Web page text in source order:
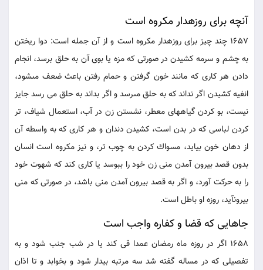
آنچه براى روزه‏دار مكروه است
1657 چند چيز براى روزه‏دار مكروه است و از آن جمله است: دوا ريختن
به چشم و سرمه كشيدن در صورتى كه مزه يا بوى آن به حلق برسد، انجام
دادن هر كارى كه مانند خون گرفتن و حمام رفتن باعث ضعف مى‏شود،
انفيه كشيدن اگر نداند كه به حلق مى‏رسد و اگر بداند به حلق مى رسد جايز
نيست، بو كردن گياههاى معطر، نشستن زن در آب، استعمال شياف، تر
كردن لباسى كه در بدن است، كشيدن دندان و هر كارى كه به واسطه آن
از دهان خون بيايد، مسواك كردن به چوب تر، و نيز مكروه است انسان
بدون قصد بيرون آمدن منى زن خود را ببوسد يا كارى كند كه شهوت خود
را به حركت آورد، و اگر به قصد بيرون آمدن منى باشد، در صورتى كه منى
بيرون‏آيد، روزه او باطل است.
جاهايى كه قضا و كفاره واجب است
1658 اگر در روزه ماه رمضان عمدا قى كند يا در شب جنب شود و به
تفصيلى كه در مساله گفته شد سه مرتبه بيدار شود و بخوابد و تا اذان